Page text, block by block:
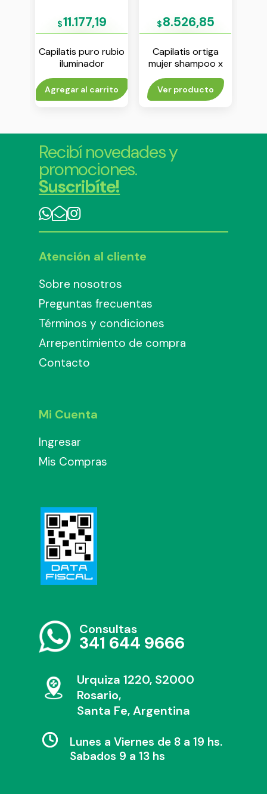
$11.177,19
Capilatis puro rubio
iluminador
acondicionador x
420 ml
Agregar al carrito
$8.526,85
Capilatis ortiga
mujer shampoo x
350 ml
Ver producto
Recibí novedades y
promociones.
Suscribíte!
Atención al cliente
Sobre nosotros
Preguntas frecuentas
Términos y condiciones
Arrepentimiento de compra
Contacto
Mi Cuenta
Ingresar
Mis Compras
Consultas
341 644 9666
Urquiza 1220, S2000
Rosario,
Santa Fe, Argentina
Lunes a Viernes de 8 a 19 hs.
Sabados 9 a 13 hs